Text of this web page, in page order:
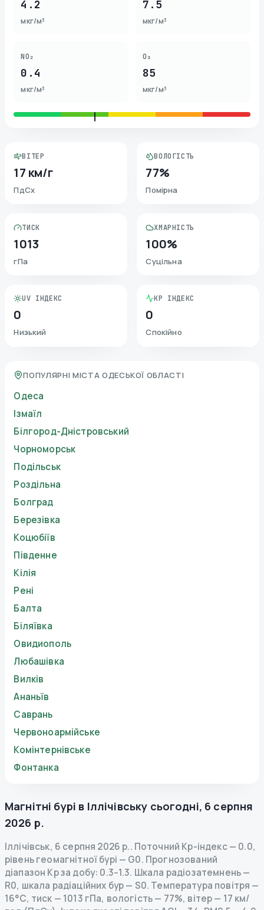
4.2
мкг/м³
7.5
мкг/м³
NO₂
0.4
мкг/м³
O₃
85
мкг/м³
ВІТЕР
17 км/г
ПдСх
ВОЛОГІСТЬ
77%
Помірна
ТИСК
1013
гПа
ХМАРНІСТЬ
100%
Суцільна
UV ІНДЕКС
0
Низький
KP ІНДЕКС
0
Спокійно
ПОПУЛЯРНІ МІСТА ОДЕСЬКОЇ ОБЛАСТІ
Одеса
Ізмаїл
Білгород-Дністровський
Чорноморськ
Подільськ
Роздільна
Болград
Березівка
Коцюбіїв
Південне
Кілія
Рені
Балта
Біляївка
Овидиополь
Любашівка
Вилків
Ананьїв
Саврань
Червоноармійське
Комінтернівське
Фонтанка
Магнітні бурі в Іллічівську сьогодні, 6 серпня
2026 р.
Іллічівськ, 6 серпня 2026 р.. Поточний Kp-індекс— 0.0,
рівень геомагнітної бурі — G0. Прогнозований
діапазон Kp за добу: 0.3–1.3. Шкала радіозатемнень—
R0, шкала радіаційних бур— S0. Температура повітря —
16°C, тиск — 1013 гПа, вологість — 77%, вітер — 17 км/